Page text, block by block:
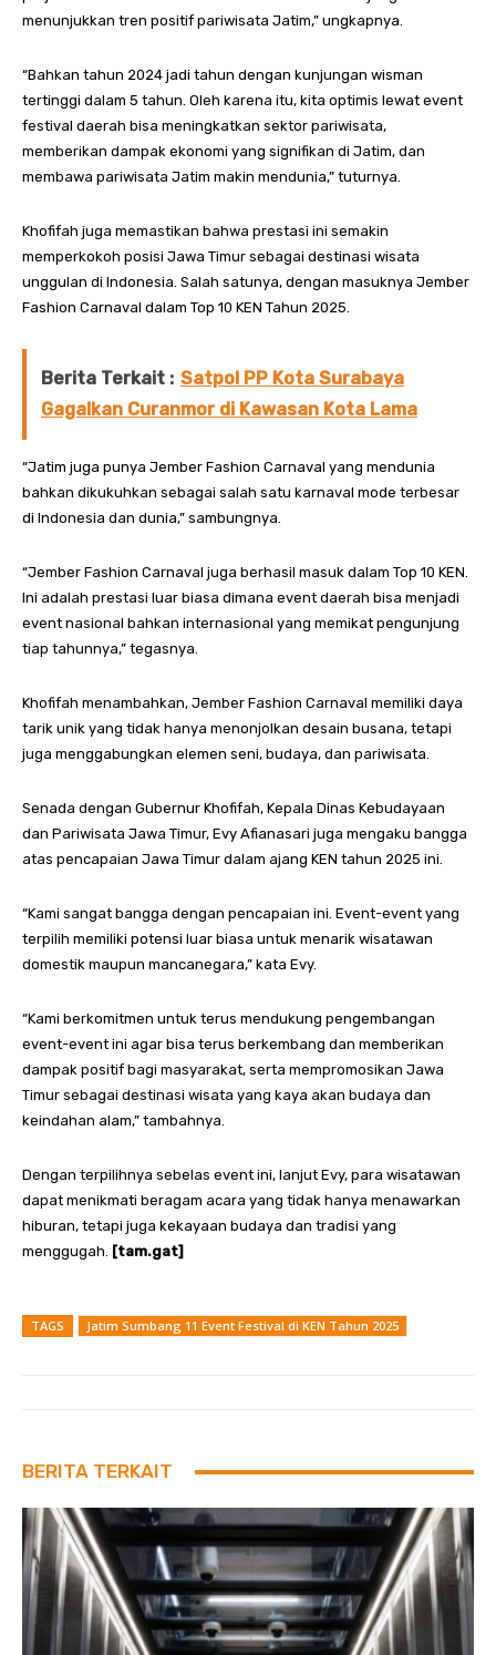
menunjukkan tren positif pariwisata Jatim,” ungkapnya.
“Bahkan tahun 2024 jadi tahun dengan kunjungan wisman
tertinggi dalam 5 tahun. Oleh karena itu, kita optimis lewat event
festival daerah bisa meningkatkan sektor pariwisata,
memberikan dampak ekonomi yang signifikan di Jatim, dan
membawa pariwisata Jatim makin mendunia,” tuturnya.
Khofifah juga memastikan bahwa prestasi ini semakin
memperkokoh posisi Jawa Timur sebagai destinasi wisata
unggulan di Indonesia. Salah satunya, dengan masuknya Jember
Fashion Carnaval dalam Top 10 KEN Tahun 2025.
Berita Terkait : Satpol PP Kota Surabaya
Gagalkan Curanmor di Kawasan Kota Lama
“Jatim juga punya Jember Fashion Carnaval yang mendunia
bahkan dikukuhkan sebagai salah satu karnaval mode terbesar
di Indonesia dan dunia,” sambungnya.
“Jember Fashion Carnaval juga berhasil masuk dalam Top 10 KEN.
Ini adalah prestasi luar biasa dimana event daerah bisa menjadi
event nasional bahkan internasional yang memikat pengunjung
tiap tahunnya,” tegasnya.
Khofifah menambahkan, Jember Fashion Carnaval memiliki daya
tarik unik yang tidak hanya menonjolkan desain busana, tetapi
juga menggabungkan elemen seni, budaya, dan pariwisata.
Senada dengan Gubernur Khofifah, Kepala Dinas Kebudayaan
dan Pariwisata Jawa Timur, Evy Afianasari juga mengaku bangga
atas pencapaian Jawa Timur dalam ajang KEN tahun 2025 ini.
“Kami sangat bangga dengan pencapaian ini. Event-event yang
terpilih memiliki potensi luar biasa untuk menarik wisatawan
domestik maupun mancanegara,” kata Evy.
“Kami berkomitmen untuk terus mendukung pengembangan
event-event ini agar bisa terus berkembang dan memberikan
dampak positif bagi masyarakat, serta mempromosikan Jawa
Timur sebagai destinasi wisata yang kaya akan budaya dan
keindahan alam,” tambahnya.
Dengan terpilihnya sebelas event ini, lanjut Evy, para wisatawan
dapat menikmati beragam acara yang tidak hanya menawarkan
hiburan, tetapi juga kekayaan budaya dan tradisi yang
menggugah. [tam.gat]
TAGS Jatim Sumbang 11 Event Festival di KEN Tahun 2025
BERITA TERKAIT